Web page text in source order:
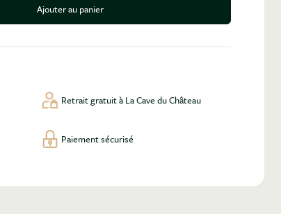
Ajouter au panier
Retrait gratuit à La Cave du Château
Paiement sécurisé